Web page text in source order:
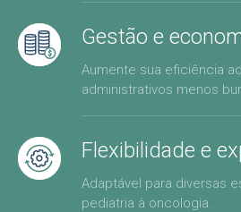
Gestão e
Aumente sua eficiência
administrativos menos
Flexibilidade e
Adaptável para diversas
pediatria à oncologia.